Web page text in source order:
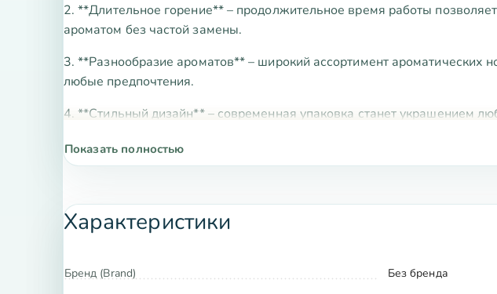
2. **Длительное горение** – продолжительное время работы
ароматом без частой замены.
3. **Разнообразие ароматов** – широкий ассортимент ароматических
любые предпочтения.
4. **Стильный дизайн** – современная упаковка станет украшением
5. **Экологичность** – продукция не наносит вреда окружающей среде
здоровья.
Тип: Благовония
Показать полностью
Характеристики
Бренд (Brand)
Без бренда